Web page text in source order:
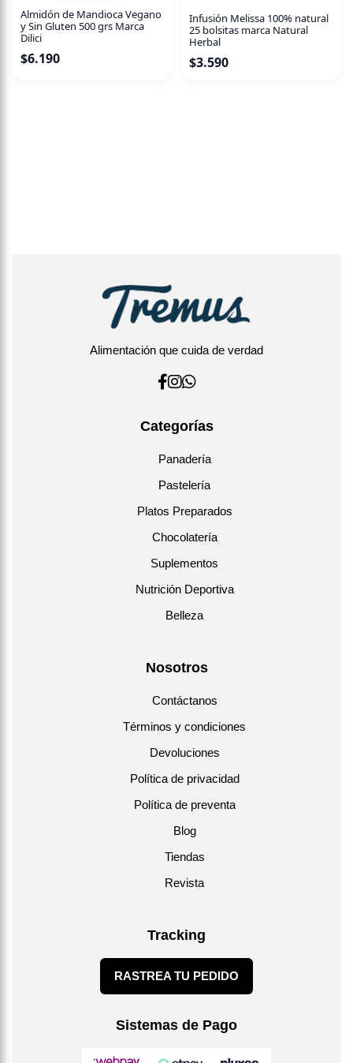
Almidón de Mandioca Vegano
y Sin Gluten 500 grs Marca
Dilici
$6.190
Infusión Melissa 100% natural
25 bolsitas marca Natural
Herbal
$3.590
Alimentación que cuida de verdad
Categorías
Panadería
Pastelería
Platos Preparados
Chocolatería
Suplementos
Nutrición Deportiva
Belleza
Nosotros
Contáctanos
Términos y condiciones
Devoluciones
Política de privacidad
Política de preventa
Blog
Tiendas
Revista
Tracking
RASTREA TU PEDIDO
Sistemas de Pago